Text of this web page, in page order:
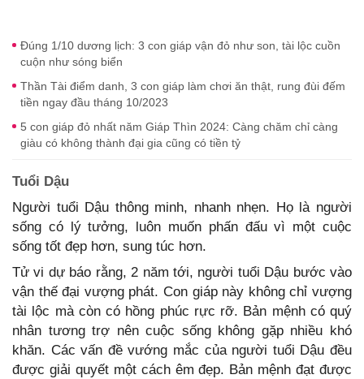
Đúng 1/10 dương lịch: 3 con giáp vận đỏ như son, tài lộc cuồn
cuộn như sóng biển
Thần Tài điểm danh, 3 con giáp làm chơi ăn thật, rung đùi đếm
tiền ngay đầu tháng 10/2023
5 con giáp đỏ nhất năm Giáp Thìn 2024: Càng chăm chỉ càng
giàu có không thành đại gia cũng có tiền tỷ
Tuổi Dậu
Người tuổi Dậu thông minh, nhanh nhẹn. Họ là người
sống có lý tưởng, luôn muốn phấn đấu vì một cuộc
sống tốt đẹp hơn, sung túc hơn.
Tử vi dự báo rằng, 2 năm tới, người tuổi Dậu bước vào
vận thế đại vượng phát. Con giáp này không chỉ vượng
tài lộc mà còn có hồng phúc rực rỡ. Bản mệnh có quý
nhân tương trợ nên cuộc sống không gặp nhiều khó
khăn. Các vấn đề vướng mắc của người tuổi Dậu đều
được giải quyết một cách êm đẹp. Bản mệnh đạt được